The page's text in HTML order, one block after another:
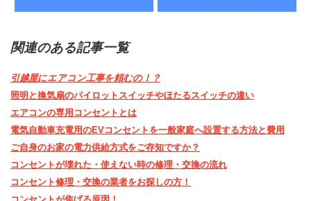
関連のある記事一覧
引越屋にエアコン工事を頼むの！？
照明と換気扇のパイロットスイッチやほたるスイッチの違い
エアコンの専用コンセントとは
電気自動車充電用のEVコンセントを一般家庭へ設置する方法と費用
ご自身のお家の電力供給方式をご存知ですか？
コンセントが壊れた・使えない時の修理・交換の流れ
コンセント修理・交換の業者をお探しの方！